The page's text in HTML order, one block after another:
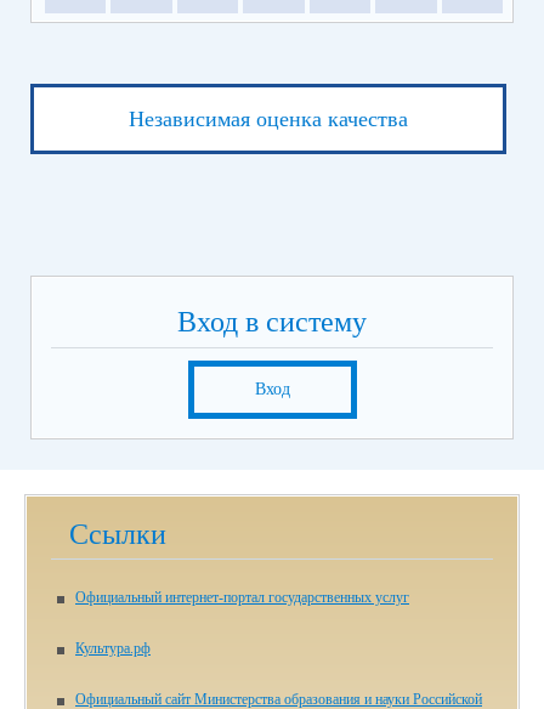
Независимая оценка качества
Вход в систему
Вход
Ссылки
Официальный интернет-портал государственных услуг
Культура.рф
Официальный сайт Министерства образования и науки Российской